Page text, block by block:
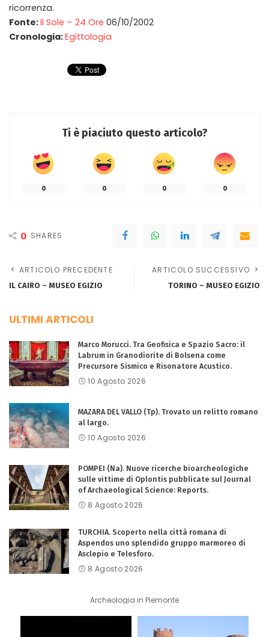
ricorrenza.
Fonte:Il Sole – 24 Ore 06/10/2002
Cronologia:Egittologia
Ti è piaciuto questo articolo?
0 0 0 0
0 SHARES
ARTICOLO PRECEDENTE
IL CAIRO – MUSEO EGIZIO
ARTICOLO SUCCESSIVO
TORINO – MUSEO EGIZIO
ULTIMI ARTICOLI
Marco Morucci. Tra Geofisica e Spazio Sacro: il
Labrum in Granodiorite di Bolsena come
Precursore Sismico e Risonatore Acustico.
10 Agosto 2026
MAZARA DEL VALLO (Tp). Trovato un relitto romano
al largo.
10 Agosto 2026
POMPEI (Na). Nuove ricerche bioarcheologiche
sulle vittime di Oplontis pubblicate sul Journal
of Archaeological Science: Reports.
8 Agosto 2026
TURCHIA. Scoperto nella città romana di
Aspendos uno splendido gruppo marmoreo di
Asclepio e Telesforo.
8 Agosto 2026
Archeologia in Piemonte